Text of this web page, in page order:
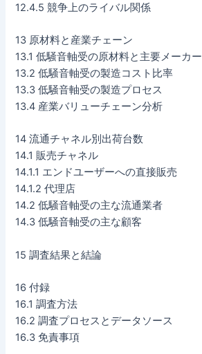
12.4.5 競争上のライバル関係
13 原材料と産業チェーン
13.1 低騒音軸受の原材料と主要メーカー
13.2 低騒音軸受の製造コスト比率
13.3 低騒音軸受の製造プロセス
13.4 産業バリューチェーン分析
14 流通チャネル別出荷台数
14.1 販売チャネル
14.1.1 エンドユーザーへの直接販売
14.1.2 代理店
14.2 低騒音軸受の主な流通業者
14.3 低騒音軸受の主な顧客
15 調査結果と結論
16 付録
16.1 調査方法
16.2 調査プロセスとデータソース
16.3 免責事項